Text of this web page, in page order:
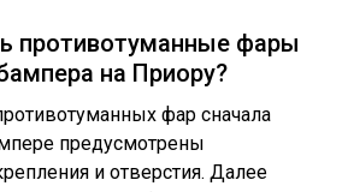
противотуманные фары
на Приору?
фар сначала
предусмотрены
и отверстия. Далее